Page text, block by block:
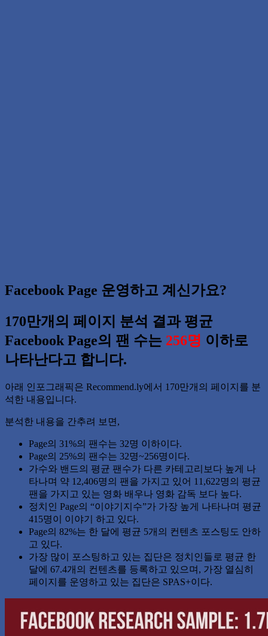
Facebook Page 운영하고 계신가요?
170만개의 페이지 분석 결과 평균
Facebook Page의 팬 수는 256명 이하로
나타난다고 합니다.
아래 인포그래픽은 Recommend.ly에서 170만개의 페이지를 분
석한 내용입니다.
분석한 내용을 간추려 보면,
Page의 31%의 팬수는 32명 이하이다.
Page의 25%의 팬수는 32명~256명이다.
가수와 밴드의 평균 팬수가 다른 카테고리보다 높게 나
타나며 약 12,406명의 팬을 가지고 있어 11,622명의 평균
팬을 가지고 있는 영화 배우나 영화 감독 보다 높다.
정치인 Page의 “이야기지수”가 가장 높게 나타나며 평균
415명이 이야기 하고 있다.
Page의 82%는 한 달에 평균 5개의 컨텐츠 포스팅도 안하
고 있다.
가장 많이 포스팅하고 있는 집단은 정치인들로 평균 한
달에 67.4개의 컨텐츠를 등록하고 있으며, 가장 열심히
페이지를 운영하고 있는 집단은 SPAS+이다.